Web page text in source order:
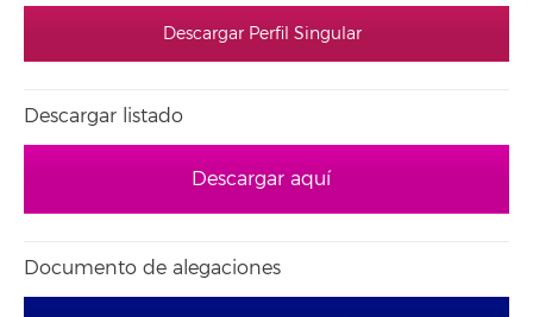
Descargar Perfil Singular
Descargar listado
Descargar aquí
Documento de alegaciones